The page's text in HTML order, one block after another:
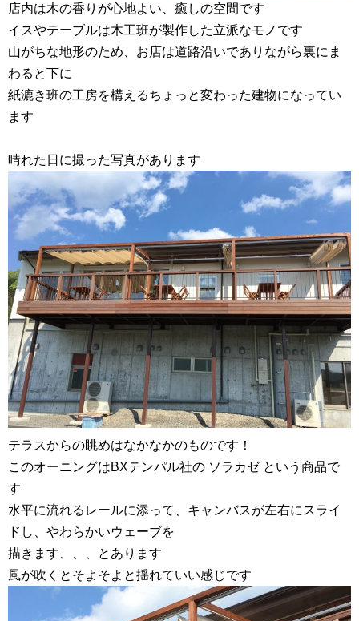
店内は木の香りが心地よい、癒しの空間です
イスやテーブルは木工班が製作した立派なモノです
山がちな地形のため、お店は道路沿いでありながら裏にま
わると下に
紙漉き班の工房を構えるちょっと変わった建物になってい
ます
晴れた日に撮った写真があります
テラスからの眺めはなかなかのものです！
このオーニングはBXテンパル社の ソラカゼ という商品で
す
水平に流れるレールに添って、キャンバスが左右にスライ
ドし、やわらかいウェーブを
描きます、、、とあります
風が吹くとそよそよと揺れていい感じです